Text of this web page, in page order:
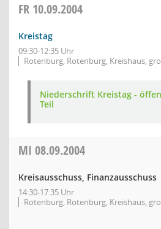
FR 10.09.2004
Kreistag
09:30-12:35 Uhr
Rotenburg, Rotenburg, Kreishaus,
Niederschrift Kreistag -
Teil
MI 08.09.2004
Kreisausschuss, Finanzausschuss
14:30-17:35 Uhr
Rotenburg, Rotenburg, Kreishaus,